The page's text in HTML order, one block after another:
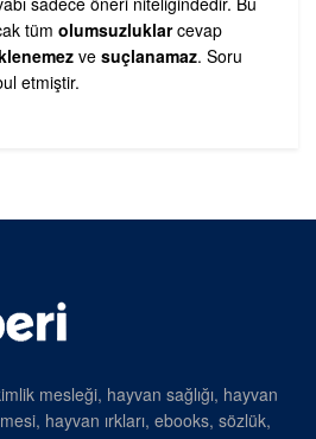
tüm olumsuzluklarcevap
ve suçlanamaz. Soru
etmiştir.
mesleği, hayvan sağlığı, hayvan
hayvan ırkları, ebooks, sözlük,